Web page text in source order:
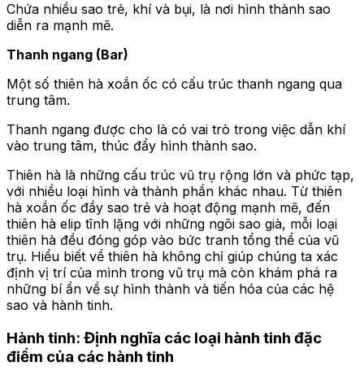
Chứa nhiều sao trẻ, khí và bụi, là nơi hình thành sao
diễn ra mạnh mẽ.
Thanh ngang (Bar)
Một số thiên hà xoắn ốc có cấu trúc thanh ngang qua
trung tâm.
Thanh ngang được cho là có vai trò trong việc dẫn khí
vào trung tâm, thúc đẩy hình thành sao.
Thiên hà là những cấu trúc vũ trụ rộng lớn và phức tạp,
với nhiều loại hình và thành phần khác nhau. Từ thiên
hà xoắn ốc đầy sao trẻ và hoạt động mạnh mẽ, đến
thiên hà elip tĩnh lặng với những ngôi sao già, mỗi loại
thiên hà đều đóng góp vào bức tranh tổng thể của vũ
trụ. Hiểu biết về thiên hà không chỉ giúp chúng ta xác
định vị trí của mình trong vũ trụ mà còn khám phá ra
những bí ẩn về sự hình thành và tiến hóa của các hệ
sao và hành tinh.
Hành tinh: Định nghĩa các loại hành tinh đặc
điểm của các hành tinh